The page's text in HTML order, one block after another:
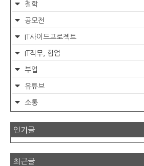
철학
공모전
IT사이드프로젝트
IT직무, 협업
부업
유튜브
소통
인기글
최근글